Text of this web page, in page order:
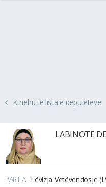
Kthehu te lista e deputetëve
LABINOTË
PARTIA Lëvizja Vetëvendosje